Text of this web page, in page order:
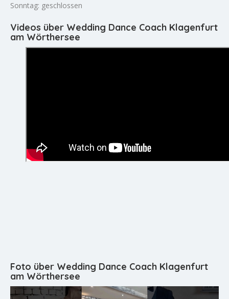
Sonntag: geschlossen
Videos über Wedding Dance Coach Klagenfurt
am Wörthersee
Foto über Wedding Dance Coach Klagenfurt
am Wörthersee